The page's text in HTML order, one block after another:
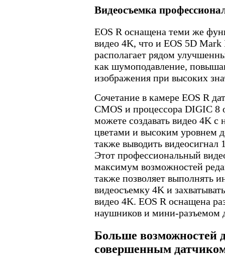
Видеосъемка
EOS R оснащена теми же
видео 4K, что и EOS 5D Mark
располагает рядом
как шумоподавление,
изображения при высоких
Сочетание в камере EOS R
CMOS и процессора DIGIC 8
можете создавать видео 4K
цветами и высоким уровнем
также выводить видеосигнал
Этот профессиональный
максимум возможностей
также позволяет выполнять
видеосъемку 4K и
видео 4K. EOS R оснащена
наушников и мини-разъемом
Больше возможностей
совершенным